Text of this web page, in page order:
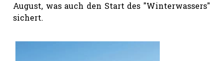
Erlebnisführer
August, was auch den Start des "Winterwassers"
sichert.